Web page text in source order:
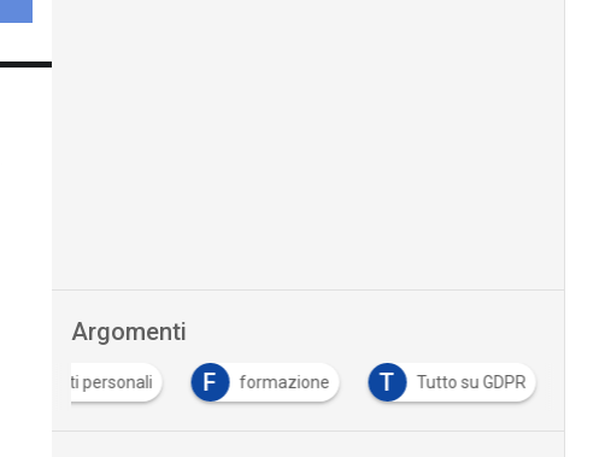
Argomenti
dati personali F formazione T Tutto su GDPR